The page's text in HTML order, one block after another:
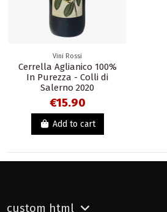
Vini Rossi
Cerrella Aglianico 100%
In Purezza - Colli di
Salerno 2020
€15.90
Add to cart
custom html